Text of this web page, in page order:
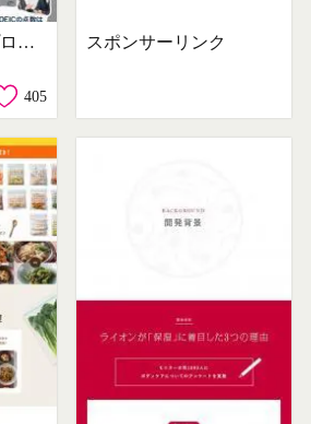
英語1年マスタープログラム「トライズ」
405
スポンサーリンク